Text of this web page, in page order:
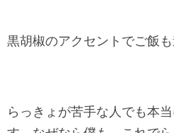
黒胡椒のアクセントでご飯も
らっきょが苦手な人でも本